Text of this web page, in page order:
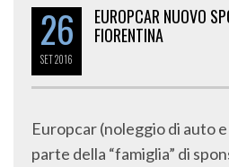
26
SET2016
EUROPCAR NUOVO
FIORENTINA
Europcar (noleggio di auto
parte della “famiglia” di